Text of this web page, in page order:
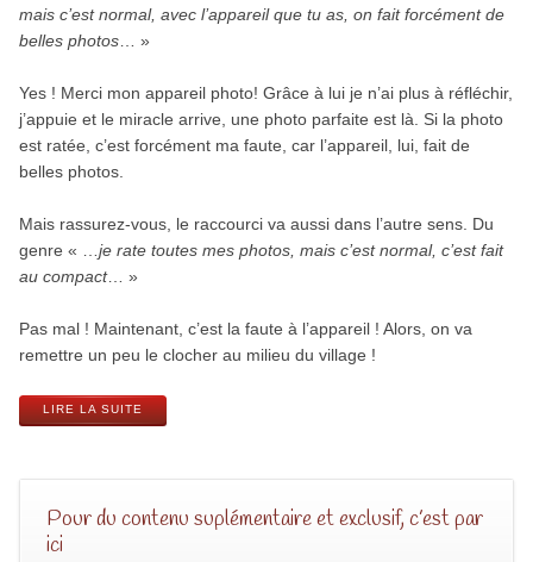
mais c’est normal, avec l’appareil que tu as, on fait forcément de
belles photos… »
Yes ! Merci mon appareil photo! Grâce à lui je n’ai plus à réfléchir,
j’appuie et le miracle arrive, une photo parfaite est là. Si la photo
est ratée, c’est forcément ma faute, car l’appareil, lui, fait de
belles photos.
Mais rassurez-vous, le raccourci va aussi dans l’autre sens. Du
genre « … je rate toutes mes photos, mais c’est normal, c’est fait
au compact… »
Pas mal ! Maintenant, c’est la faute à l’appareil ! Alors, on va
remettre un peu le clocher au milieu du village !
LIRE LA SUITE
Pour du contenu suplémentaire et exclusif, c’est par
ici